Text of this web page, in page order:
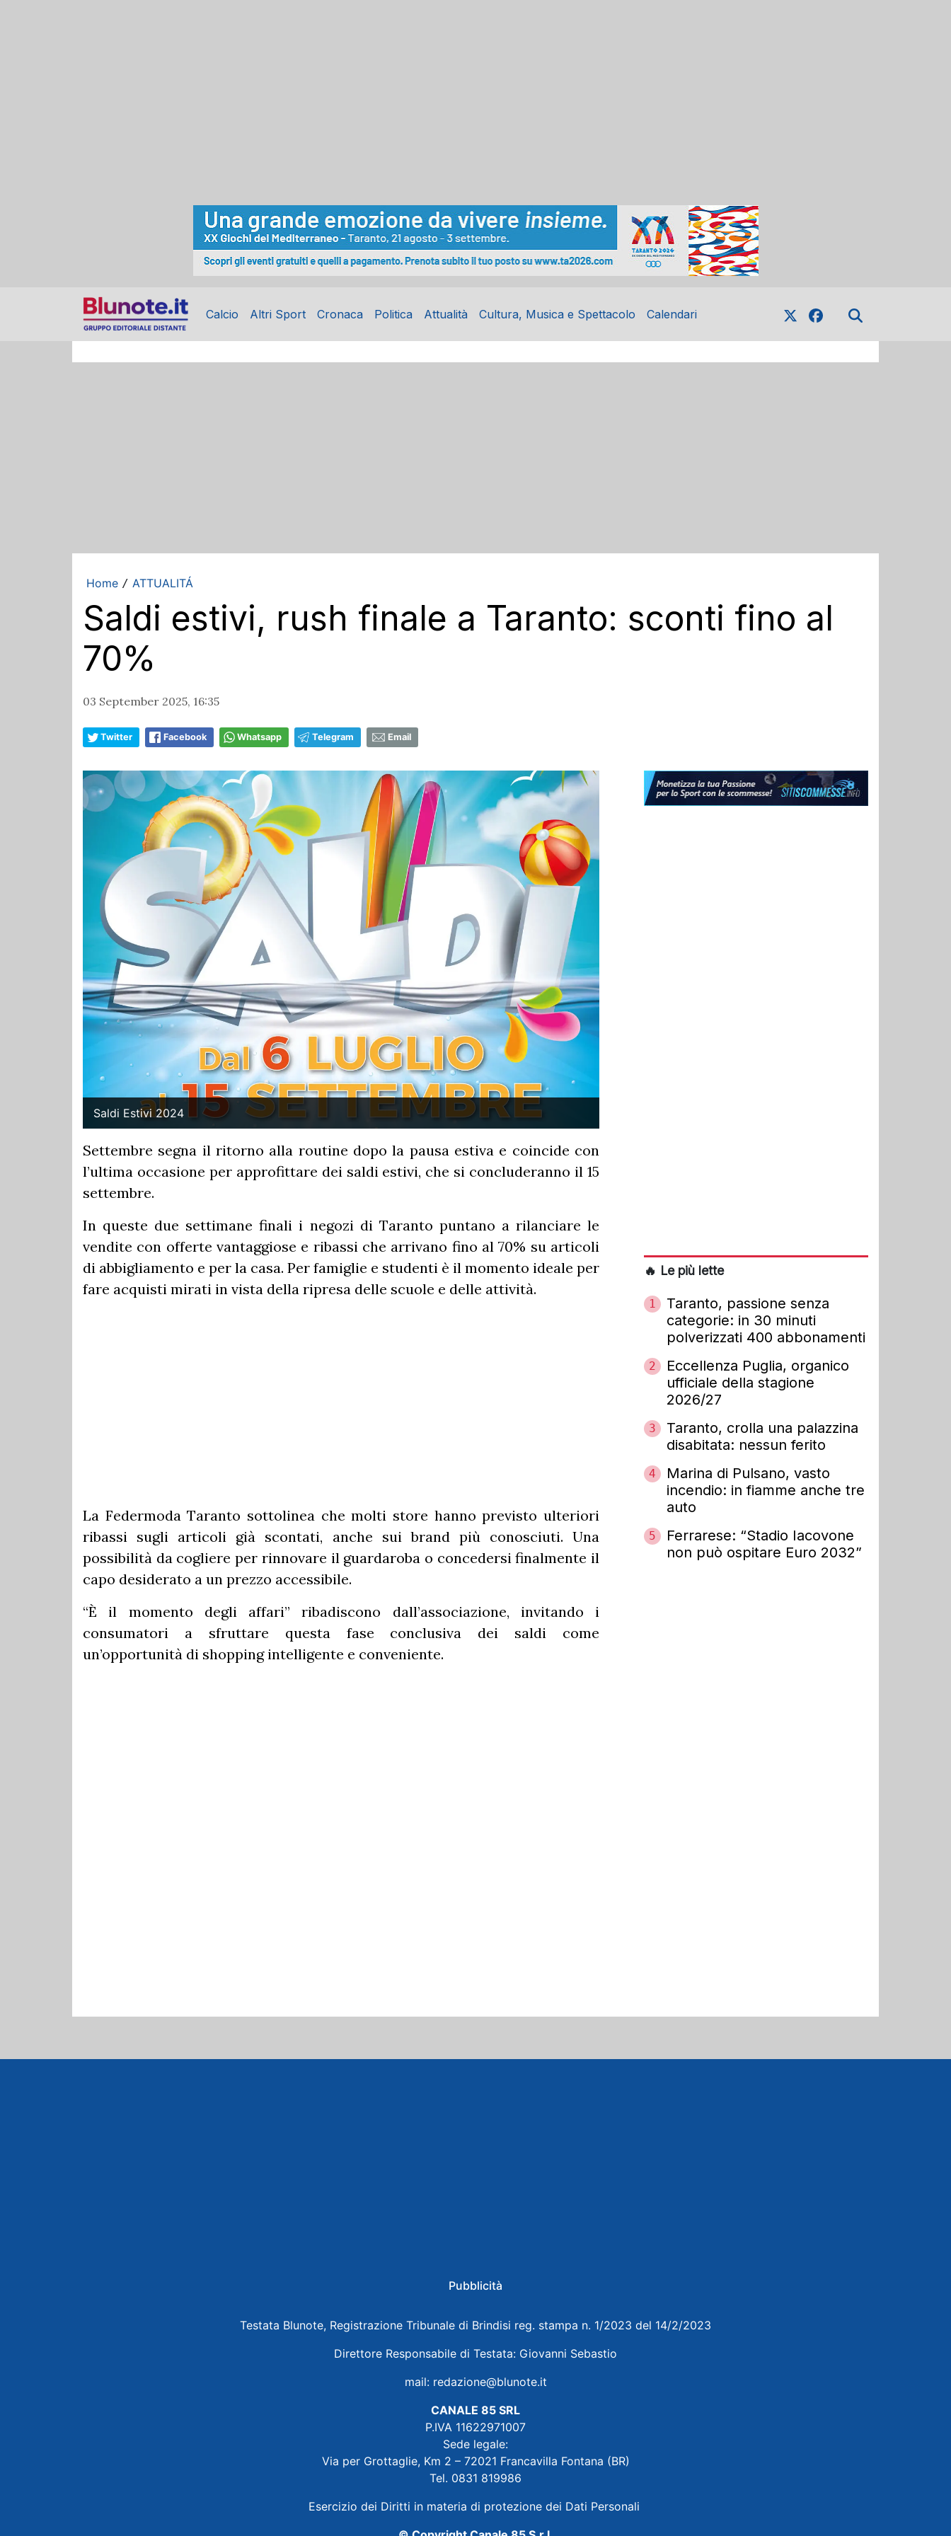
Calcio Altri Sport Cronaca Politica Attualità Cultura, Musica e Spettacolo Calendari
Home / ATTUALITÁ
Saldi estivi, rush finale a Taranto: sconti fino al
70%
03 September 2025, 16:35
Twitter Facebook Whatsapp Telegram Email
Saldi Estivi 2024
Settembre segna il ritorno alla routine dopo la pausa estiva e coincide con
l’ultima occasione per approfittare dei saldi estivi, che si concluderanno il 15
settembre.
In queste due settimane finali i negozi di Taranto puntano a rilanciare le
vendite con offerte vantaggiose e ribassi che arrivano fino al 70% su articoli
di abbigliamento e per la casa. Per famiglie e studenti è il momento ideale per
fare acquisti mirati in vista della ripresa delle scuole e delle attività.
La Federmoda Taranto sottolinea che molti store hanno previsto ulteriori
ribassi sugli articoli già scontati, anche sui brand più conosciuti. Una
possibilità da cogliere per rinnovare il guardaroba o concedersi finalmente il
capo desiderato a un prezzo accessibile.
“È il momento degli affari” ribadiscono dall’associazione, invitando i
consumatori a sfruttare questa fase conclusiva dei saldi come
un’opportunità di shopping intelligente e conveniente.
🔥 Le più lette
1
Taranto, passione senza
categorie: in 30 minuti
polverizzati 400 abbonamenti
2
Eccellenza Puglia, organico
ufficiale della stagione
2026/27
3
Taranto, crolla una palazzina
disabitata: nessun ferito
4
Marina di Pulsano, vasto
incendio: in fiamme anche tre
auto
5
Ferrarese: “Stadio Iacovone
non può ospitare Euro 2032”
Pubblicità
Testata Blunote, Registrazione Tribunale di Brindisi reg. stampa n. 1/2023 del 14/2/2023
Direttore Responsabile di Testata: Giovanni Sebastio
mail: redazione@blunote.it
CANALE 85 SRL
P.IVA 11622971007
Sede legale:
Via per Grottaglie, Km 2 – 72021 Francavilla Fontana (BR)
Tel. 0831 819986
Esercizio dei Diritti in materia di protezione dei Dati Personali